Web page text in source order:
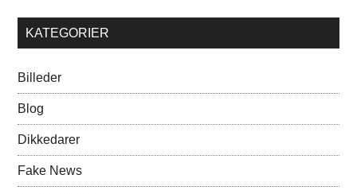
KATEGORIER
Billeder
Blog
Dikkedarer
Fake News